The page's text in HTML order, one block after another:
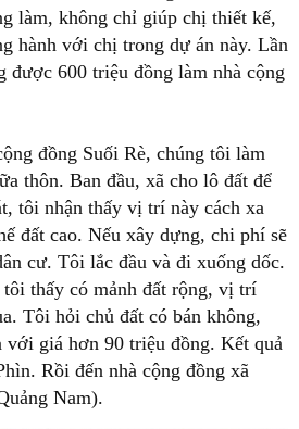
làm, không chỉ giúp chị thiết kế,
hành với chị trong dự án này. Lần
được 600 triệu đồng làm nhà cộng
đồng Suối Rè, chúng tôi làm
thôn. Ban đầu, xã cho lô đất để
tôi nhận thấy vị trí này cách xa
đất cao. Nếu xây dựng, chi phí sẽ
cư. Tôi lắc đầu và đi xuống dốc.
thấy có mảnh đất rộng, vị trí
Tôi hỏi chủ đất có bán không,
với giá hơn 90 triệu đồng. Kết quả
Rồi đến nhà cộng đồng xã
Nam).